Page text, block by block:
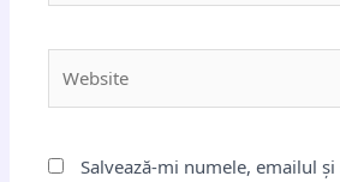
Salvează-mi numele, emailul